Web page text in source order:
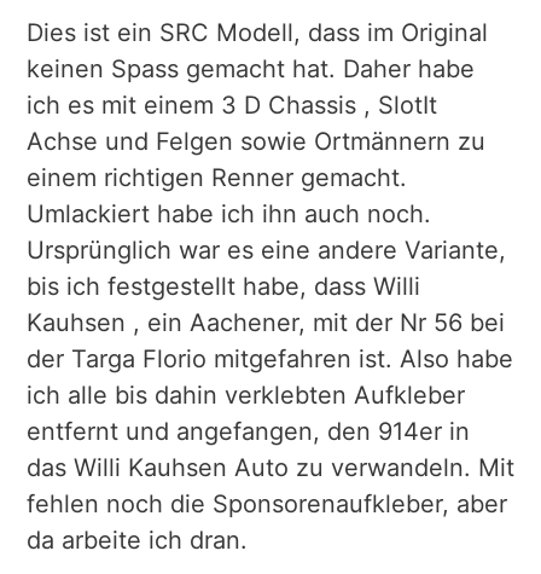
Dies ist ein SRC Modell, dass im Original
keinen Spass gemacht hat. Daher habe
ich es mit einem 3 D Chassis , SlotIt
Achse und Felgen sowie Ortmännern zu
einem richtigen Renner gemacht.
Umlackiert habe ich ihn auch noch.
Ursprünglich war es eine andere Variante,
bis ich festgestellt habe, dass Willi
Kauhsen , ein Aachener, mit der Nr 56 bei
der Targa Florio mitgefahren ist. Also habe
ich alle bis dahin verklebten Aufkleber
entfernt und angefangen, den 914er in
das Willi Kauhsen Auto zu verwandeln. Mit
fehlen noch die Sponsorenaufkleber, aber
da arbeite ich dran.